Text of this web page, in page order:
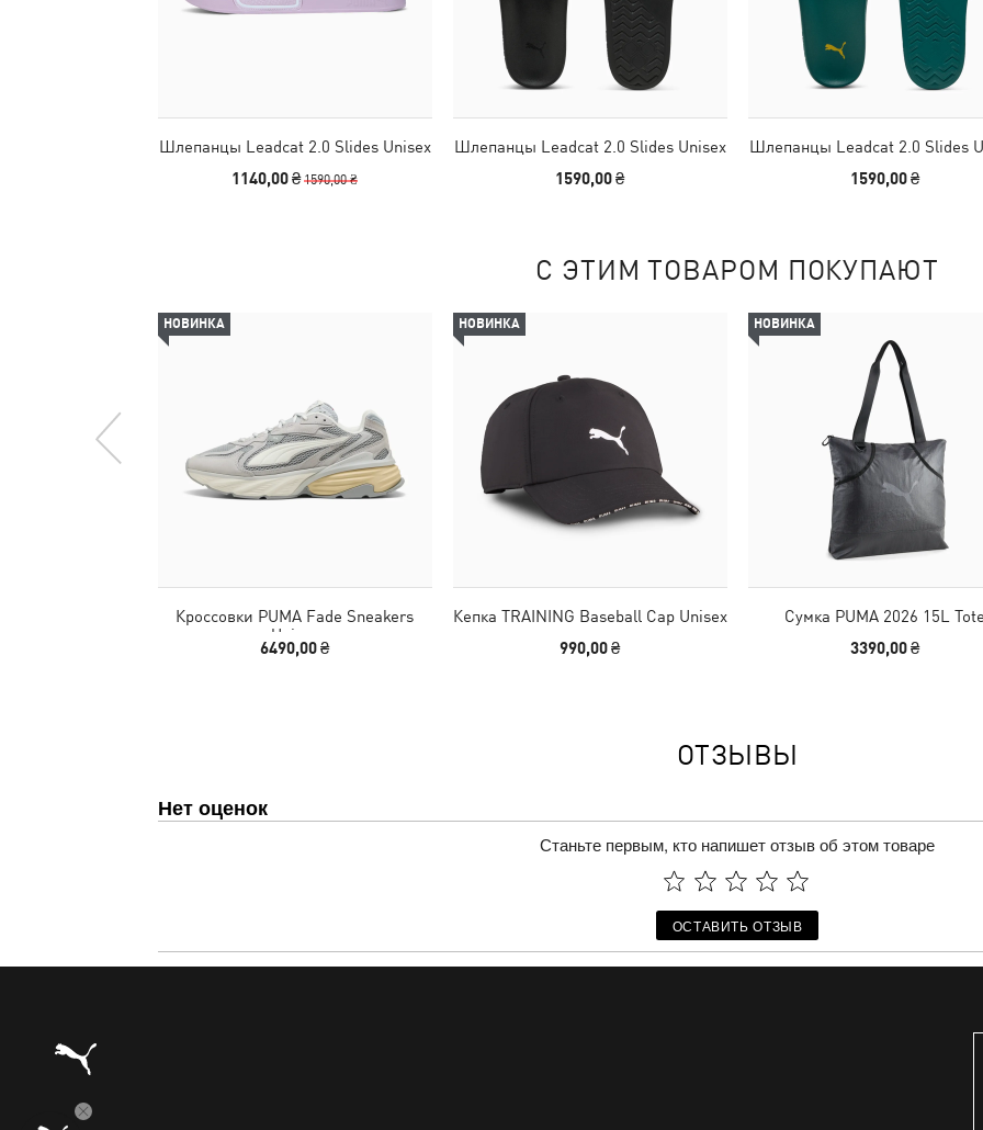
Шлепанцы Leadcat 2.0 Slides Unisex
1140,00 ₴1590,00 ₴
Шлепанцы Leadcat 2.0 Slides Unisex
1590,00 ₴
Шлепанцы Leadcat 2.0 Slides
1590,00 ₴
С ЭТИМ ТОВАРОМ ПОКУПАЮТ
НОВИНКА
Кроссовки PUMA Fade Sneakers
Unisex
6490,00 ₴
НОВИНКА
Кепка TRAINING Baseball Cap Unisex
990,00 ₴
НОВИНКА
Сумка PUMA 2026 15L Tote
3390,00 ₴
ОТЗЫВЫ
Нет оценок
Станьте первым, кто напишет отзыв об этом товаре
ОСТАВИТЬ ОТЗЫВ